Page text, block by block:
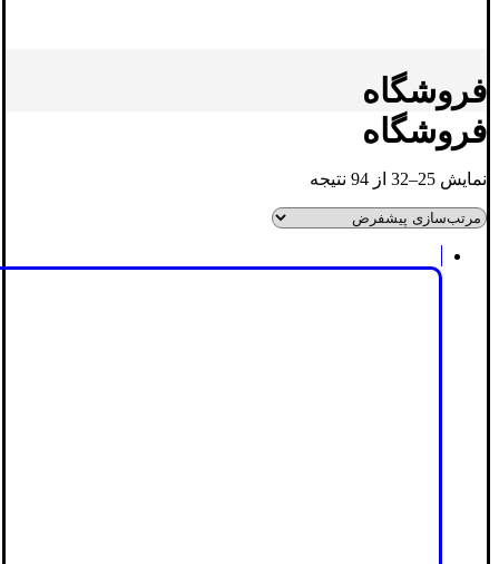
فروشگاه
فروشگاه
نمایش 25–32 از 94 نتیجه